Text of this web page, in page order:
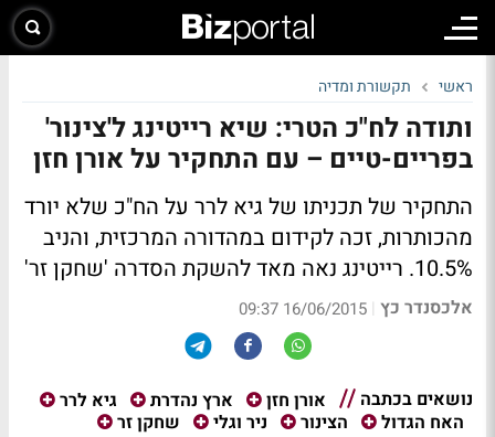
ראשי תקשורת ומדיה
ותודה לח"כ הטרי: שיא רייטינג ל'צינור'
בפריים-טיים – עם התחקיר על אורן חזן
התחקיר של תכניתו של גיא לרר על הח"כ שלא יורד
מהכותרות, זכה לקידום במהדורה המרכזית, והניב
10.5%. רייטינג נאה מאד להשקת הסדרה 'שחקן זר'
אלכסנדר כץ |
16/06/2015 09:37
נושאים בכתבה אורן חזן ארץ נהדרת
גיא לרר
האח הגדול
הצינור ניר וגלי שחקן זר